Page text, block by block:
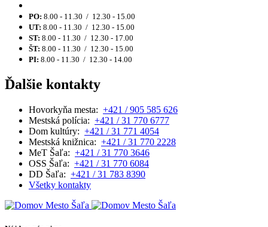
PO: 8.00 - 11.30 / 12.30 - 15.00
UT: 8.00 - 11.30 / 12.30 - 15.00
ST: 8.00 - 11.30 / 12.30 - 17.00
ŠT: 8.00 - 11.30 / 12.30 - 15.00
PI: 8.00 - 11.30 / 12.30 - 14.00
Ďalšie kontakty
Hovorkyňa mesta: +421 / 905 585 626
Mestská polícia: +421 / 31 770 6777
Dom kultúry: +421 / 31 771 4054
Mestská knižnica: +421 / 31 770 2228
MeT Šaľa: +421 / 31 770 3646
OSS Šaľa: +421 / 31 770 6084
DD Šaľa: +421 / 31 783 8390
Všetky kontakty